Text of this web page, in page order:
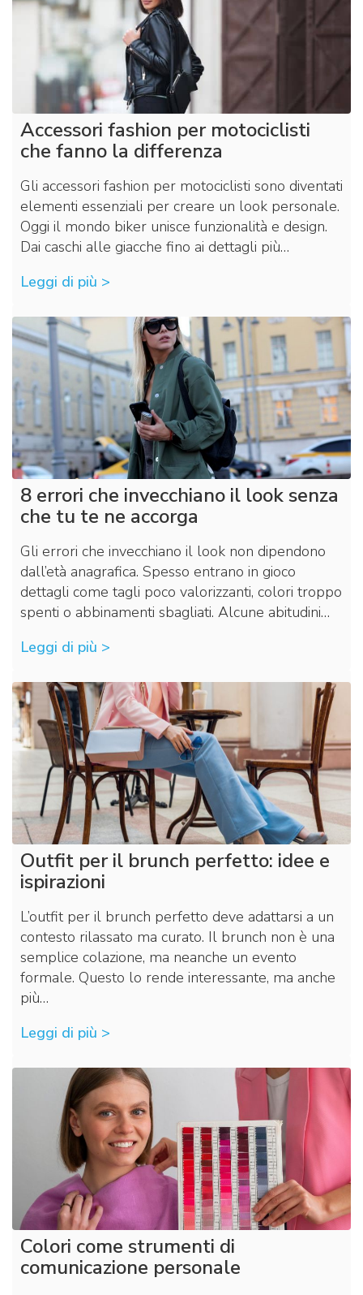
Accessori fashion per motociclisti
che fanno la differenza
Gli accessori fashion per motociclisti sono diventati
elementi essenziali per creare un look personale.
Oggi il mondo biker unisce funzionalità e design.
Dai caschi alle giacche fino ai dettagli più…
Leggi di più >
8 errori che invecchiano il look senza
che tu te ne accorga
Gli errori che invecchiano il look non dipendono
dall’età anagrafica. Spesso entrano in gioco
dettagli come tagli poco valorizzanti, colori troppo
spenti o abbinamenti sbagliati. Alcune abitudini…
Leggi di più >
Outfit per il brunch perfetto: idee e
ispirazioni
L’outfit per il brunch perfetto deve adattarsi a un
contesto rilassato ma curato. Il brunch non è una
semplice colazione, ma neanche un evento
formale. Questo lo rende interessante, ma anche
più…
Leggi di più >
Colori come strumenti di
comunicazione personale